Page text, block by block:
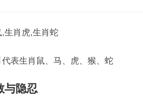
生肖虎,生肖蛇
表生肖鼠、马、虎、猴、蛇
与隐忍